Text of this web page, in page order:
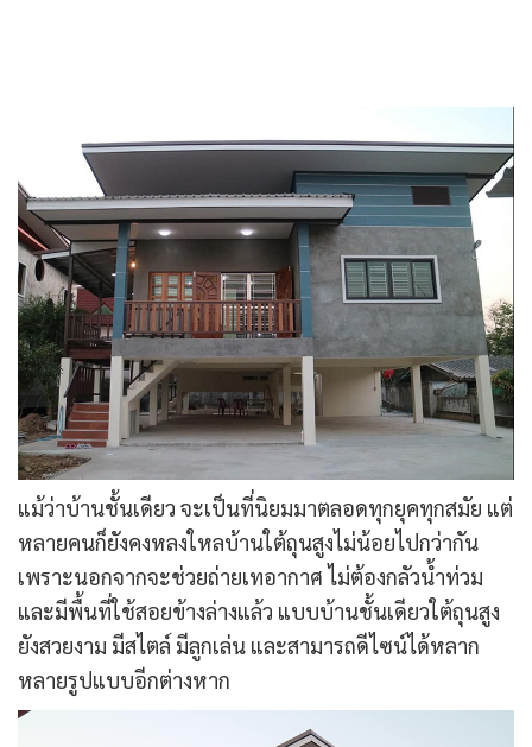
แม้ว่าบ้านชั้นเดียว จะเป็นที่นิยมมาตลอดทุกยุคทุกสมัย แต่
หลายคนก็ยังคงหลงใหลบ้านใต้ถุนสูงไม่น้อยไปกว่ากัน
เพราะนอกจากจะช่วยถ่ายเทอากาศ ไม่ต้องกลัวน้ำท่วม
และมีพื้นที่ใช้สอยข้างล่างแล้ว แบบบ้านชั้นเดียวใต้ถุนสูง
ยังสวยงาม มีสไตล์ มีลูกเล่น และสามารถดีไซน์ได้หลาก
หลายรูปแบบอีกต่างหาก